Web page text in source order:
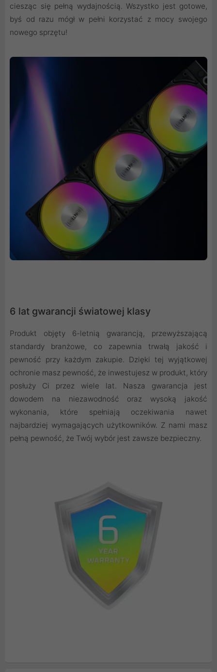
ciesząc się pełną wydajnością. Wszystko jest gotowe,
byś od razu mógł w pełni korzystać z mocy swojego
nowego sprzętu!
6 lat gwarancji światowej klasy
Produkt objęty 6-letnią gwarancją, przewyższającą
standardy branżowe, co zapewnia trwałą jakość i
pewność przy każdym zakupie. Dzięki tej wyjątkowej
ochronie masz pewność, że inwestujesz w produkt, który
posłuży Ci przez wiele lat. Nasza gwarancja jest
dowodem na niezawodność oraz wysoką jakość
wykonania, które spełniają oczekiwania nawet
najbardziej wymagających użytkowników. Z nami masz
pełną pewność, że Twój wybór jest zawsze bezpieczny.